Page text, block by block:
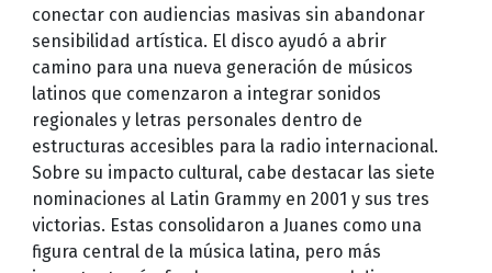
conectar con audiencias masivas sin abandonar
sensibilidad artística. El disco ayudó a abrir
camino para una nueva generación de músicos
latinos que comenzaron a integrar sonidos
regionales y letras personales dentro de
estructuras accesibles para la radio internacional.
Sobre su impacto cultural, cabe destacar las siete
nominaciones al Latin Grammy en 2001 y sus tres
victorias. Estas consolidaron a Juanes como una
figura central de la música latina, pero más